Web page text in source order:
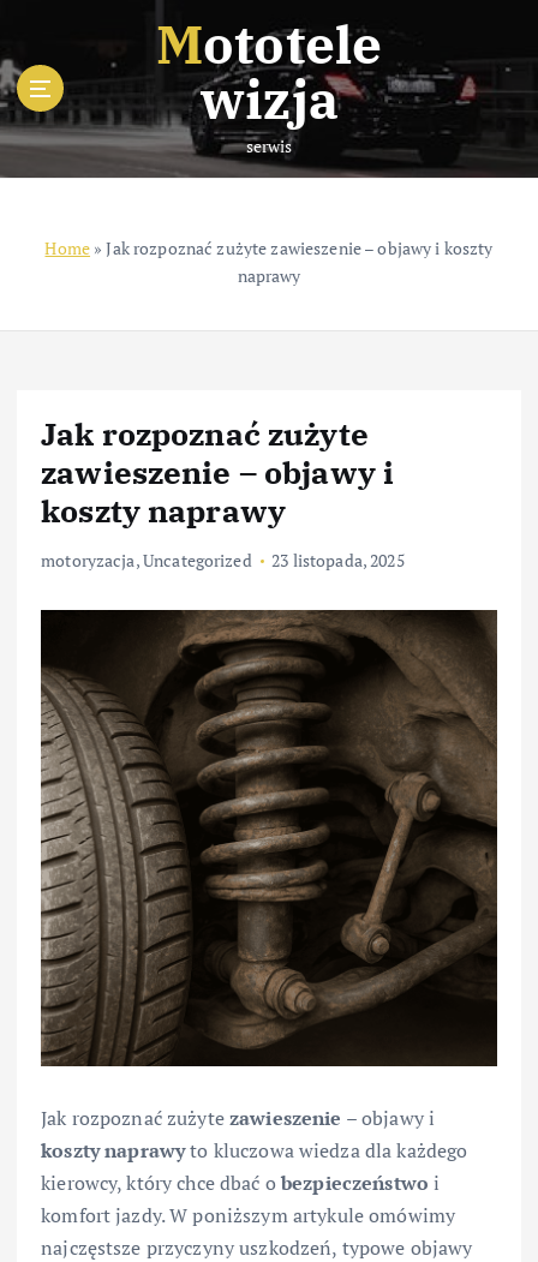
i
p
t
o
c
Mototele
wizja
serwis
Home »Jak rozpoznać zużyte zawieszenie – objawy i koszty
naprawy
Jak rozpoznać zużyte
zawieszenie – objawy i
koszty naprawy
motoryzacja,Uncategorized 23 listopada, 2025
Jak rozpoznać zużytezawieszenie – objawy i
kosztynaprawyto kluczowa wiedza dla każdego
kierowcy, który chce dbać obezpieczeństwo i
komfort jazdy. W poniższym artykule omówimy
najczęstsze przyczyny uszkodzeń, typowe objawy